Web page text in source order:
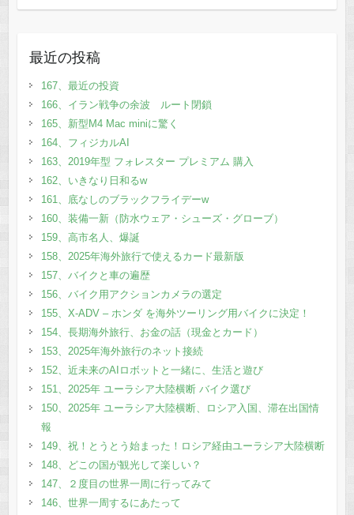
最近の投稿
167、最近の投資
166、イラン戦争の余波 ルート閉鎖
165、新型M4 Mac miniに驚く
164、フィジカルAI
163、2019年型 フォレスター プレミアム 購入
162、いきなり日和るw
161、底なしのブラックフライデーw
160、装備一新（防水ウェア・シューズ・グローブ）
159、高市名人、爆誕
158、2025年海外旅行で使えるカード最新版
157、バイクと車の遍歴
156、バイク用アクションカメラの選定
155、X-ADV – ホンダ を海外ツーリング用バイクに決定！
154、長期海外旅行、お金の話（現金とカード）
153、2025年海外旅行のネット接続
152、近未来のAIロボットと一緒に、生活と遊び
151、2025年 ユーラシア大陸横断 バイク選び
150、2025年 ユーラシア大陸横断、ロシア入国、滞在出国情
報
149、祝！とうとう始まった！ロシア経由ユーラシア大陸横断
148、どこの国が観光して楽しい？
147、２度目の世界一周に行ってみて
146、世界一周するにあたって